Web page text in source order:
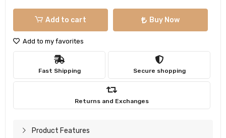
Add to cart Buy Now
Add to my favorites
Fast Shipping Secure shopping
Returns and Exchanges
Product Features